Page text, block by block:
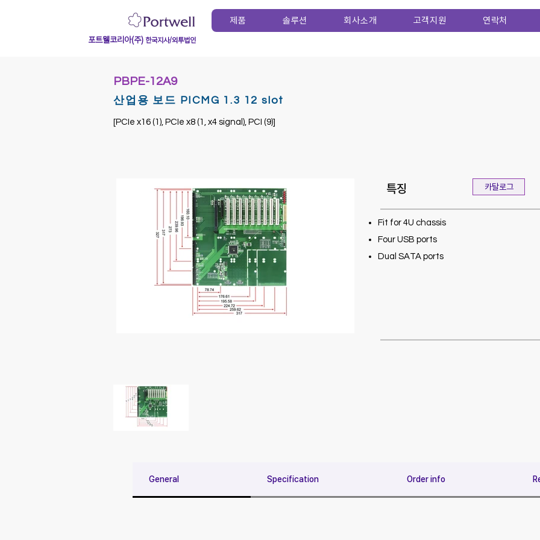
제품 솔루션 회사소개 고객지원 연락처
포트웰코리아(주) 한국지사/외투법인
PBPE-12A9
산업용 보드 PICMG 1.3 12 slot
[PCIe x16 (1), PCIe x8 (1, x4 signal), PCI (9)]
특징 카탈로그
Fit for 4U chassis
Four USB ports
Dual SATA ports
General Specification Order info